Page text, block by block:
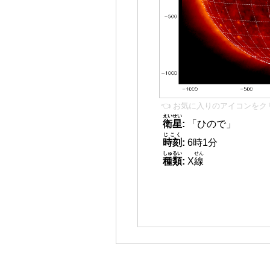
👈 お気に入りのアイコンをク
衛星
えいせい
:
「ひので」
時刻
じこく
: 6時1分
種類
しゅるい
: X線
せん